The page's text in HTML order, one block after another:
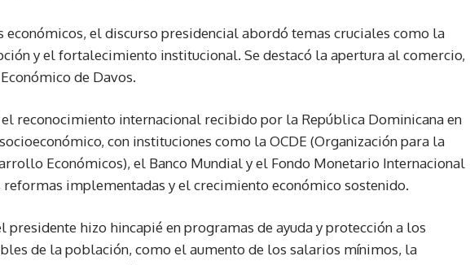
económicos, el discurso presidencial abordó temas cruciales como la
y el fortalecimiento institucional. Se destacó la apertura al comercio,
de Davos.
reconocimiento internacional recibido por la República Dominicana en
con instituciones como la OCDE (Organización para la
Económicos), el Banco Mundial y el Fondo Monetario Internacional
reformas implementadas y el crecimiento económico sostenido.
presidente hizo hincapié en programas de ayuda y protección a los
de la población, como el aumento de los salarios mínimos, la